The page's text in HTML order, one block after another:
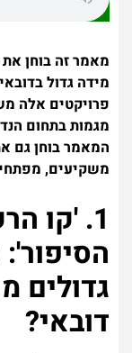
מאמר זה בוחן
מידה גדול
פרויקטים אלה
מגמות בתחום
המאמר בוחן גם
משקיעים,
1. 'קו
גדולים
דובאי?